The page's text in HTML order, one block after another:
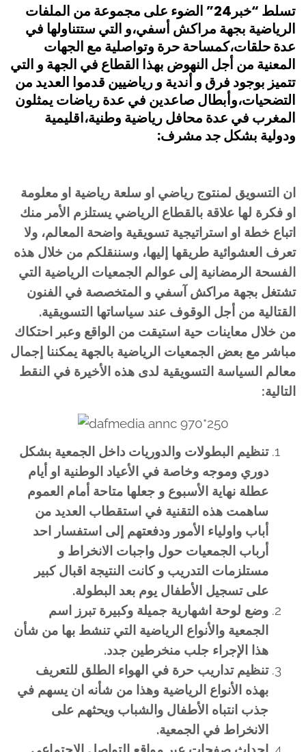
تسلط “خبر24” الضوء على مجموعة من الملفات
الرياضية بجهة مراكش أسفي،و التي ستتناولها في
عدة حلقات،كمساحة حرة وتواصلية مع الجهات
المعنية من أجل النهوض بهذا القطاع في الجهة و التي
تتميز بوجود فرق و أندية و رياضيين قدموا العديد من
التضحيات،وأبطال صاعدين في عدة رياضات يمثلون
المغرب في عدة محافل رياضية وطنية،اقليمية
ودولية بشكل جد مشرف:
ان التسويق لمنتوج رياضي او سلعة رياضية او معلومة
او فكرة لها علاقة بالقطاع الرياضي يستلزم الأمر منك
اتباع خطة او استراتيجية تسويقية واضحة المعالم، ولا
تعرف العشوائية طريقها إليها، وسننقلكم من خلال هذه
الفسحة الرمضانية إلى عوالم الجمعيات الرياضية التي
تشتغل بجهة مراكش آسفي و المتخصصة في الفنون
القتالية من أجل الوقوف عند سياساتها التسويقية.
من خلال معاينات حية استيقت من الواقع وعبر احتكاك
مباشر مع بعض الجمعيات الرياضية بالجهة يمكننا إجمال
معالم السياسة التسويقية لدى هذه الأخيرة في النقط
التالية:
تنظيم البطولات والدوريات داخل الجمعية بشكل
دوري وموجه وخاصة في الأعياد الوطنية او أيام
عطلة نهاية الأسبوع و جعلها متاحة أمام العموم
ساهمت هذه التقنية في استقطاب العديد من
أباب واولياء الأمور ودفعتهم إلى استفسار احد
أرباب الجمعيات حول واجبات الانخراط و
مستلزمات التدريب و كانت النتيجة اقبال كبير
على تسجيل الأطفال يوم بعد البطولة.
وضع لوحة اشهارية جميلة وكبيرة تبرز اسم
الجمعية والأنواع الرياضية التي تنشط بها من شأن
هذا الإجراء جلب منخرطين جدد.
تنظيم تداريب حرة في الهواء الطلق للتعريف
بهذه الأنواع الرياضية وهذا من شأنه ان يسهم في
جذب انتباه الأطفال والشباب ويحثهم على
الانخراط في الجمعية.